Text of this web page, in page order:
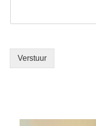
Verstuur